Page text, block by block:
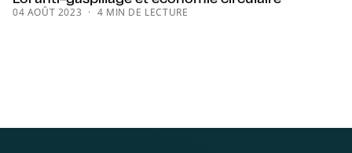
04 AOÛT 2023 4 MIN DE LECTURE